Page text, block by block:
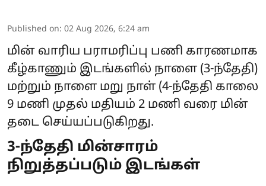
Published on: 02 Aug 2026, 6:24 am
மின் வாரிய பராமரிப்பு பணி காரணமாக
கீழ்காணும் இடங்களில் நாளை (3-ந்தேதி)
மற்றும் நாளை மறு நாள் (4-ந்தேதி காலை
9 மணி முதல் மதியம் 2 மணி வரை மின்
தடை செய்யப்படுகிறது.
3-ந்தேதி மின்சாரம்
நிறுத்தப்படும் இடங்கள்